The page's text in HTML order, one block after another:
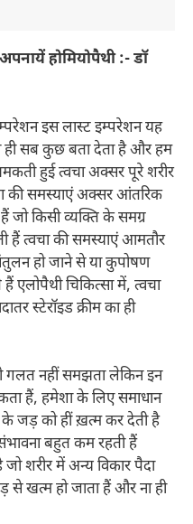
होमियोपैथी :- डॉ
इस लास्ट इम्परेशन यह
ही सब कुछ बता देता है और हम
हुई त्वचा अक्सर पूरे शरीर
की समस्याएं अक्सर आंतरिक
जो किसी व्यक्ति के समग्र
हैं त्वचा की समस्याएं आमतौर
हो जाने से या कुपोषण
एलोपैथी चिकित्सा में, त्वचा
स्टेरॉइड क्रीम का ही
गलत नहीं समझता लेकिन इन
हैं, हमेशा के लिए समाधान
के जड़ को हीं ख़त्म कर देती है
बहुत कम रहती हैं
शरीर में अन्य विकार पैदा
से खत्म हो जाता हैं और ना ही